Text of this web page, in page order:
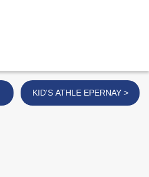
KID'S ATHLE EPERNAY >